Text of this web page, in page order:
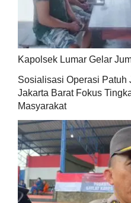
Kapolsek Lumar Gelar
Sosialisasi Operasi Patuh
Jakarta Barat Fokus
Masyarakat